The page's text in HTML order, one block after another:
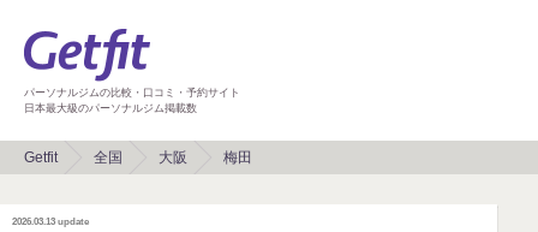
パーソナルジムの比較・口コミ・予約サイト
日本最大級のパーソナルジム掲載数
Getfit 全国 大阪 梅田
2026.03.13 update